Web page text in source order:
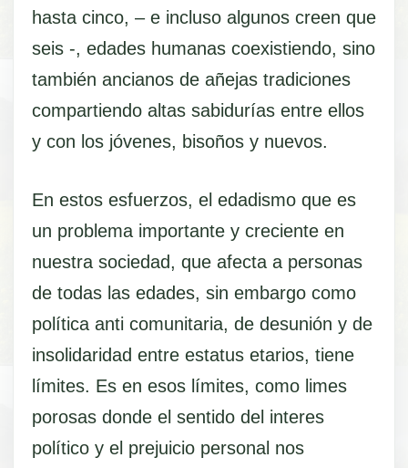
hasta cinco, – e incluso algunos creen que
seis -, edades humanas coexistiendo, sino
también ancianos de añejas tradiciones
compartiendo altas sabidurías entre ellos
y con los jóvenes, bisoños y nuevos.
En estos esfuerzos, el edadismo que es
un problema importante y creciente en
nuestra sociedad, que afecta a personas
de todas las edades, sin embargo como
política anti comunitaria, de desunión y de
insolidaridad entre estatus etarios, tiene
límites. Es en esos límites, como limes
porosas donde el sentido del interes
político y el prejuicio personal nos